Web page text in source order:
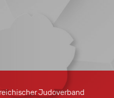
Judoverband